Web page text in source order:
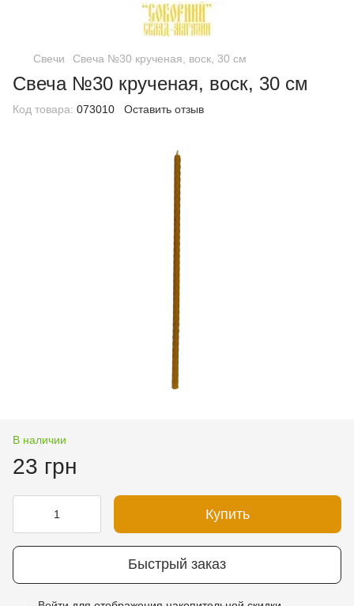
Свечи Свеча №30 крученая, воск, 30 см
Свеча №30 крученая, воск, 30 см
Код товара: 073010 Оставить отзыв
В наличии
23 грн
Купить
Быстрый заказ